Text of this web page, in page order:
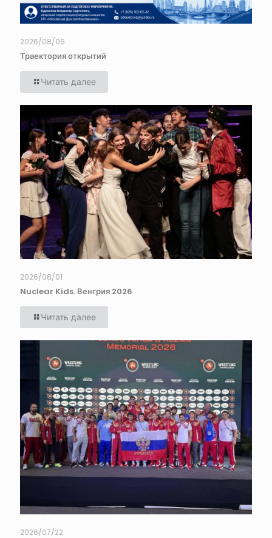
2026/08/06
Траектория открытий
Читать далее
2026/08/01
Nuclear Kids. Венгрия 2026
Читать далее
2026/07/22